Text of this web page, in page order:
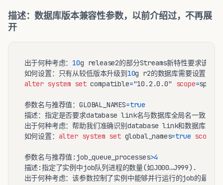
描述：数据库版本兼容性参数，以前介绍过，不再展
开
出于何种考虑： 10g release2的部分Streams新特性要求该参数
如何设置：只有从较低版本升级到10
alter system set compatible="10.2.0.0" scope=
参数名与推荐值：GLOBAL_NAMES=true
描述：指定是否要求database link名与数据库全局名一致，默
出于何种考虑：帮助我们准确识别database link和数据库的关
如何设置： alter system set global_names=true scope
参数名与推荐值:job_queue_processes>4
描述:指定了实例中job队列进程的数量(如J000…J999).